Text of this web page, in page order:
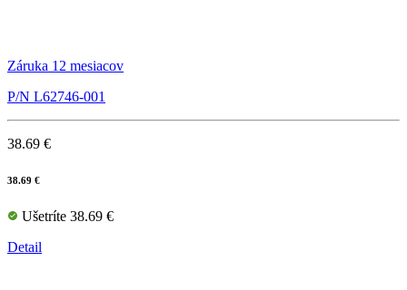
Záruka 12 mesiacov
P/N L62746-001
38.69 €
38.69 €
Ušetríte 38.69 €
Detail